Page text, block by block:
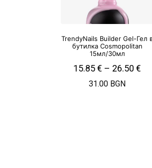
TrendyNails Builder Gel-Гел
бутилка Cosmopolitan
15мл/30мл
15.85€ – 26.50€
31.00 BGN